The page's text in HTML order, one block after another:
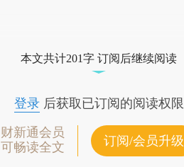
本文共计201字 订阅后继续阅读
登录后获取已订阅的阅读权限
财新通会员
可畅读全文
订阅/会员升级